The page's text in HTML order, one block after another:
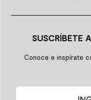
SUSCRÍBETE
Conoce e inspírate